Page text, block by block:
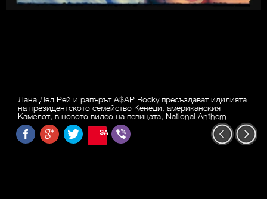
Лана Дел Рей и рапърът A$AP Rocky пресъздават идилията
на президентското семейство Кенеди, американския
Камелот, в новото видео на певицата, National Anthem
SAVE